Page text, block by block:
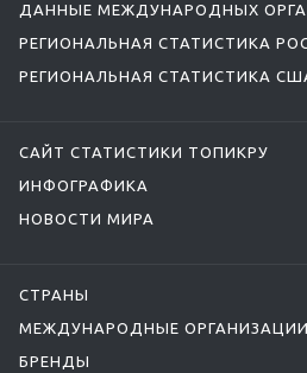
ДАННЫЕ МЕЖДУНАРОДНЫХ
РЕГИОНАЛЬНАЯ СТАТИСТИКА
РЕГИОНАЛЬНАЯ СТАТИСТИКА
САЙТ СТАТИСТИКИ ТОПИКРУ
ИНФОГРАФИКА
НОВОСТИ МИРА
СТРАНЫ
МЕЖДУНАРОДНЫЕ ОРГАНИЗАЦИИ
БРЕНДЫ